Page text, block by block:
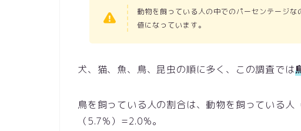
動物を飼っている人の中でのパーセンテージ
値になっています。
犬、猫、魚、鳥、昆虫の順に多く、この調査では
鳥を飼っている人の割合は、動物を飼っている
（5.7%）=2.0%。